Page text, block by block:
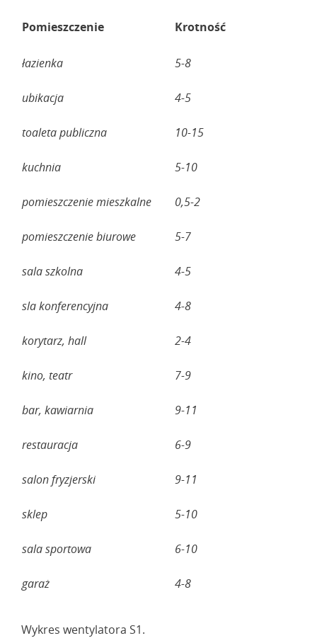
Pomieszczenie Krotność
łazienka 5-8
ubikacja 4-5
toaleta publiczna 10-15
kuchnia 5-10
pomieszczenie mieszkalne 0,5-2
pomieszczenie biurowe 5-7
sala szkolna 4-5
sla konferencyjna 4-8
korytarz, hall 2-4
kino, teatr 7-9
bar, kawiarnia 9-11
restauracja 6-9
salon fryzjerski 9-11
sklep 5-10
sala sportowa 6-10
garaż 4-8
Wykres wentylatora S1.